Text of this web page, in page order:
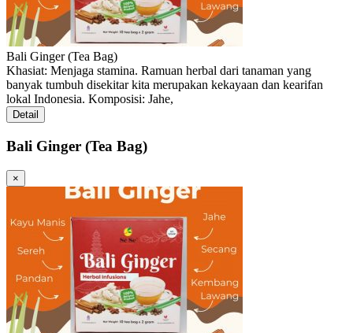
Bali Ginger (Tea Bag)
Khasiat: Menjaga stamina. Ramuan herbal dari tanaman yang
banyak tumbuh disekitar kita merupakan kekayaan dan kearifan
lokal Indonesia. Komposisi: Jahe,
Detail
Bali Ginger (Tea Bag)
×